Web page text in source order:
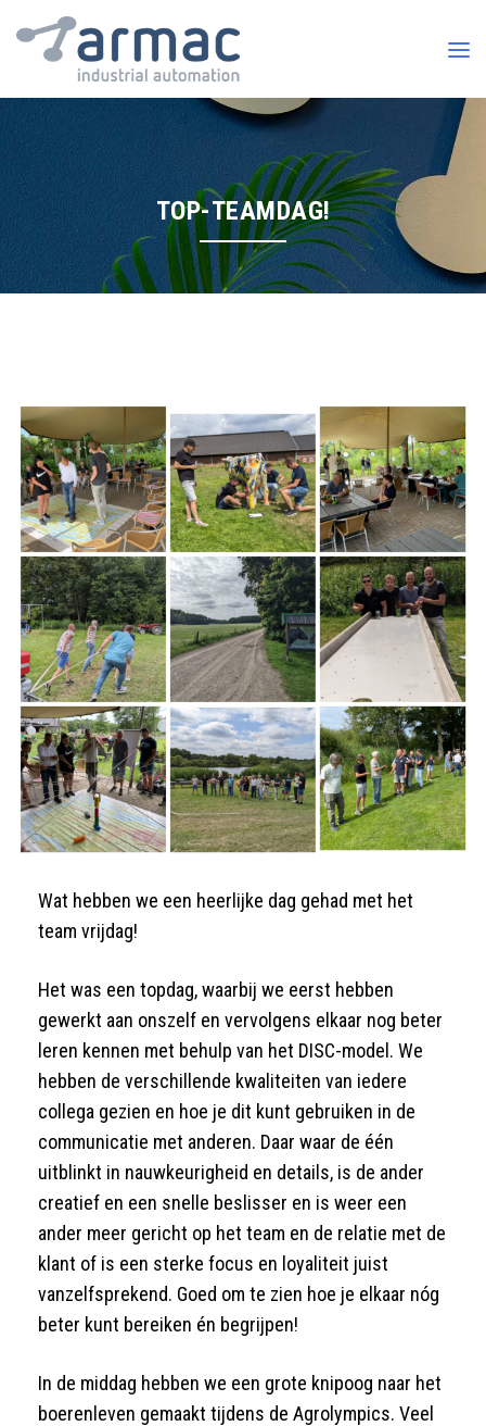
TOP-TEAMDAG!
Wat hebben we een heerlijke dag gehad met het
team vrijdag!
Het was een topdag, waarbij we eerst hebben
gewerkt aan onszelf en vervolgens elkaar nog beter
leren kennen met behulp van het DISC-model. We
hebben de verschillende kwaliteiten van iedere
collega gezien en hoe je dit kunt gebruiken in de
communicatie met anderen. Daar waar de één
uitblinkt in nauwkeurigheid en details, is de ander
creatief en een snelle beslisser en is weer een
ander meer gericht op het team en de relatie met de
klant of is een sterke focus en loyaliteit juist
vanzelfsprekend. Goed om te zien hoe je elkaar nóg
beter kunt bereiken én begrijpen!
In de middag hebben we een grote knipoog naar het
boerenleven gemaakt tijdens de Agrolympics. Veel